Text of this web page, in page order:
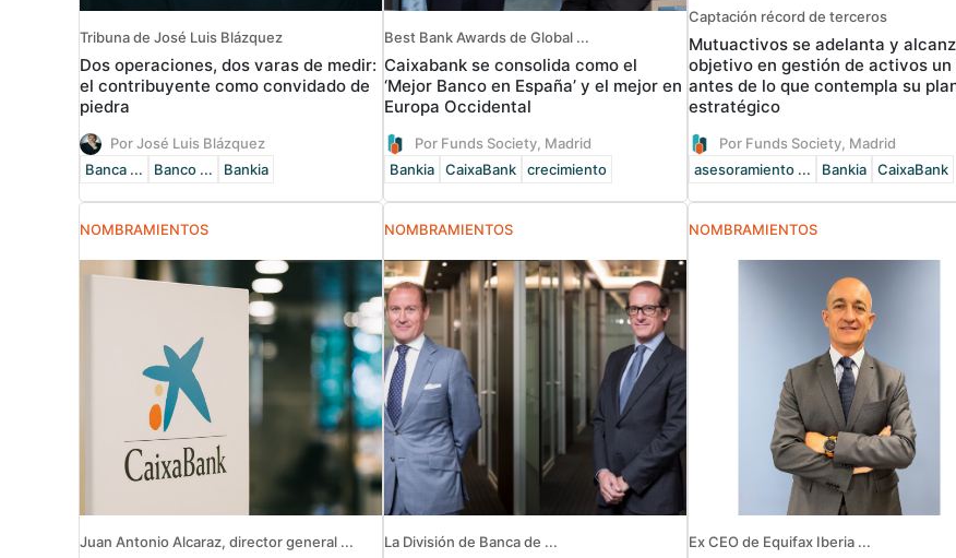
Tribuna de José Luis Blázquez
Dos operaciones, dos varas de medir:
el contribuyente como convidado de
piedra
Por José Luis Blázquez
Banca ...
Banco ... Bankia
Best Bank Awards de Global ...
Caixabank se consolida como el
‘Mejor Banco en España’ y el mejor en
Europa Occidental
Por Funds Society, Madrid
Bankia
CaixaBank crecimiento
Captación récord de terceros
Mutuactivos se adelanta y
objetivo en gestión de activos un
antes de lo que contempla su
estratégico
Por Funds Society, Madrid
asesoramiento ...
Bankia CaixaBank
NOMBRAMIENTOS
Juan Antonio Alcaraz, director general ...
NOMBRAMIENTOS
La División de Banca de ...
NOMBRAMIENTOS
Ex CEO de Equifax Iberia ...